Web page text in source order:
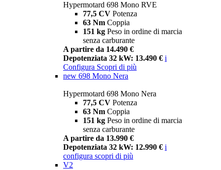
Hypermotard 698 Mono RVE
77,5 CV Potenza
63 Nm Coppia
151 kg Peso in ordine di marcia
senza carburante
A partire da 14.490 €
Depotenziata 32 kW: 13.490 € i
Configura Scopri di più
new 698 Mono Nera
Hypermotard 698 Mono Nera
77,5 CV Potenza
63 Nm Coppia
151 kg Peso in ordine di marcia
senza carburante
A partire da 13.990 €
Depotenziata 32 kW: 12.990 € i
configura scopri di più
V2